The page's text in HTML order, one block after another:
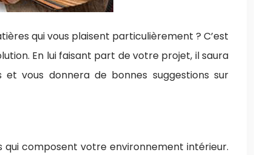
qui vous plaisent particulièrement ? C’est
En lui faisant part de votre projet, il saura
vous donnera de bonnes suggestions sur
qui composent votre environnement intérieur.